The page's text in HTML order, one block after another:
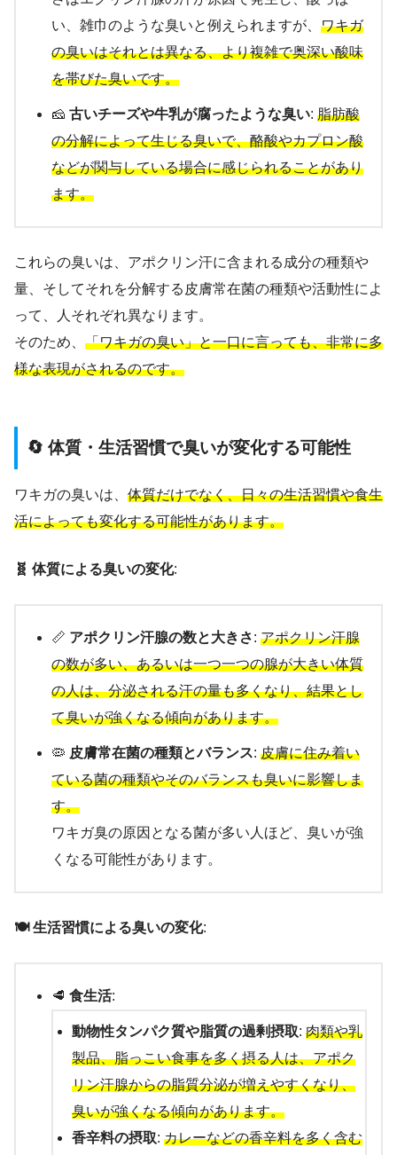
い、雑巾のような臭いと例えられますが、 ワキガ
の臭いはそれとは異なる、より複雑で奥深い酸味
を帯びた臭いです。
🧀 古いチーズや牛乳が腐ったような臭い: 脂肪酸
の分解によって生じる臭いで、酪酸やカプロン酸
などが関与している場合に感じられることがあり
ます。
これらの臭いは、アポクリン汗に含まれる成分の種類や
量、そしてそれを分解する皮膚常在菌の種類や活動性によ
って、人それぞれ異なります。
そのため、 「ワキガの臭い」と一口に言っても、非常に多
様な表現がされるのです。
🔄 体質・生活習慣で臭いが変化する可能性
ワキガの臭いは、 体質だけでなく、日々の生活習慣や食生
活によっても変化する可能性があります。
🧬 体質による臭いの変化:
📏 アポクリン汗腺の数と大きさ: アポクリン汗腺
の数が多い、あるいは一つ一つの腺が大きい体質
の人は、分泌される汗の量も多くなり、結果とし
て臭いが強くなる傾向があります。
🦠 皮膚常在菌の種類とバランス: 皮膚に住み着い
ている菌の種類やそのバランスも臭いに影響しま
す。
ワキガ臭の原因となる菌が多い人ほど、臭いが強
くなる可能性があります。
🍽️ 生活習慣による臭いの変化:
🥩 食生活:
動物性タンパク質や脂質の過剰摂取: 肉類や乳
製品、脂っこい食事を多く摂る人は、アポク
リン汗腺からの脂質分泌が増えやすくなり、
臭いが強くなる傾向があります。
香辛料の摂取: カレーなどの香辛料を多く含む